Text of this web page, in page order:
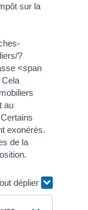
sur la
?
<span
au
exonérés.
de la
déplier